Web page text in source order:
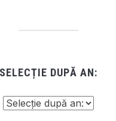
SELECȚIE DUPĂ AN: